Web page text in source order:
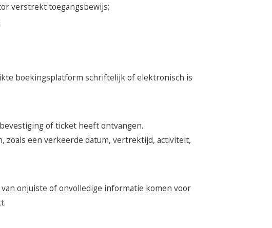
verstrekt toegangsbewijs;
boekingsplatform schriftelijk of elektronisch is
of ticket heeft ontvangen.
zoals een verkeerde datum, vertrektijd, activiteit,
onjuiste of onvolledige informatie komen voor